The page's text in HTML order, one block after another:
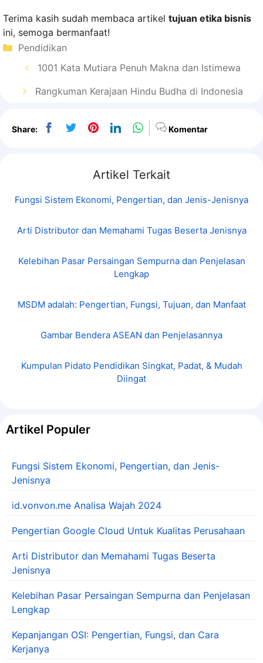
Terima kasih sudah membaca artikel tujuan etika bisnis
ini, semoga bermanfaat!
Kategori
Pendidikan
1001 Kata Mutiara Penuh Makna dan Istimewa
Rangkuman Kerajaan Hindu Budha di Indonesia
Share: Komentar
Artikel Terkait
Fungsi Sistem Ekonomi, Pengertian, dan Jenis-Jenisnya
Arti Distributor dan Memahami Tugas Beserta Jenisnya
Kelebihan Pasar Persaingan Sempurna dan Penjelasan
Lengkap
MSDM adalah: Pengertian, Fungsi, Tujuan, dan Manfaat
Gambar Bendera ASEAN dan Penjelasannya
Kumpulan Pidato Pendidikan Singkat, Padat, & Mudah
Diingat
Artikel Populer
Fungsi Sistem Ekonomi, Pengertian, dan Jenis-
Jenisnya
id.vonvon.me Analisa Wajah 2024
Pengertian Google Cloud Untuk Kualitas Perusahaan
Arti Distributor dan Memahami Tugas Beserta
Jenisnya
Kelebihan Pasar Persaingan Sempurna dan Penjelasan
Lengkap
Kepanjangan OSI: Pengertian, Fungsi, dan Cara
Kerjanya